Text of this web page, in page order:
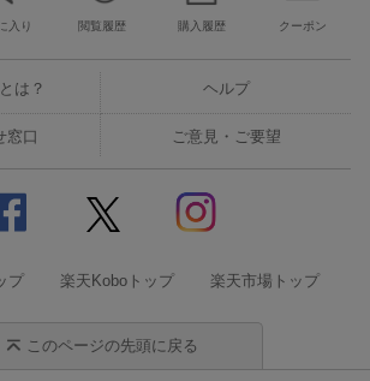
入り 閲覧履歴 購入履歴 クーポン
は？ ヘルプ
窓口 ご意見・ご要望
プ 楽天Koboトップ 楽天市場トップ
このページの先頭に戻る